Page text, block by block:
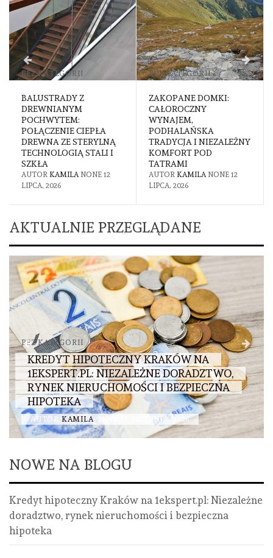
BEZ KATEGORII
BALUSTRADY Z
DREWNIANYM
POCHWYTEM:
POŁĄCZENIE CIEPŁA
DREWNA ZE STERYLNĄ
TECHNOLOGIĄ STALI I
SZKŁA
AUTOR KAMILA NONE 12
LIPCA, 2026
BEZ KATEGORII
ZAKOPANE DOMKI:
CAŁOROCZNY
WYNAJEM,
PODHALAŃSKA
TRADYCJA I NIEZALEŻNY
KOMFORT POD
TATRAMI
AUTOR KAMILA NONE 12
LIPCA, 2026
AKTUALNIE PRZEGLĄDANE
BEZ KATEGORII
KREDYT HIPOTECZNY KRAKÓW NA
1EKSPERT.PL: NIEZALEŻNE DORADZTWO,
RYNEK NIERUCHOMOŚCI I BEZPIECZNA
HIPOTEKA
AUTOR KAMILA 1 SIERPNIA, 2026
NOWE NA BLOGU
Kredyt hipoteczny Kraków na 1ekspert.pl: Niezależne
doradztwo, rynek nieruchomości i bezpieczna
hipoteka